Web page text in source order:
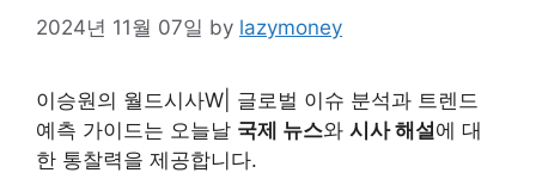
2024년 11월 07일 by lazymoney
이승원의 월드시사W| 글로벌 이슈 분석과 트렌드
예측 가이드는 오늘날 국제 뉴스와 시사 해설에 대
한 통찰력을 제공합니다.